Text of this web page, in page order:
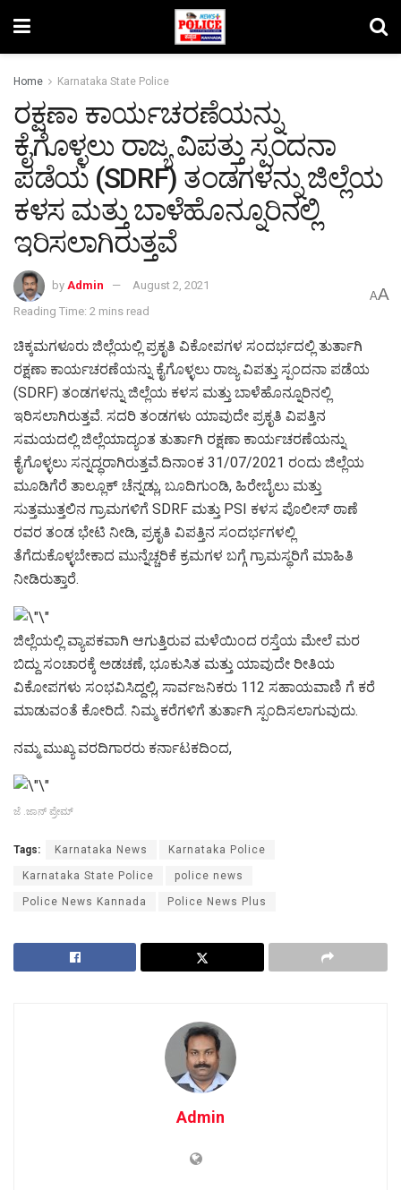
Home Karnataka State Police
ರಕ್ಷಣಾ ಕಾರ್ಯಚರಣೆಯನ್ನು
ಕೈಗೊಳ್ಳಲು ರಾಜ್ಯ ವಿಪತ್ತು ಸ್ಪಂದನಾ
ಪಡೆಯ (SDRF) ತಂಡಗಳನ್ನು ಜಿಲ್ಲೆಯ
ಕಳಸ ಮತ್ತು ಬಾಳೆಹೊನ್ನೂರಿನಲ್ಲಿ
ಇರಿಸಲಾಗಿರುತ್ತವೆ
by Admin
August 2, 2021
Reading Time: 2 mins read
AA
ಚಿಕ್ಕಮಗಳೂರು ಜಿಲ್ಲೆಯಲ್ಲಿ ಪ್ರಕೃತಿ ವಿಕೋಪಗಳ ಸಂದರ್ಭದಲ್ಲಿ ತುರ್ತಾಗಿ
ರಕ್ಷಣಾ ಕಾರ್ಯಚರಣೆಯನ್ನು ಕೈಗೊಳ್ಳಲು ರಾಜ್ಯ ವಿಪತ್ತು ಸ್ಪಂದನಾ ಪಡೆಯ
(SDRF) ತಂಡಗಳನ್ನು ಜಿಲ್ಲೆಯ ಕಳಸ ಮತ್ತು ಬಾಳೆಹೊನ್ನೂರಿನಲ್ಲಿ
ಇರಿಸಲಾಗಿರುತ್ತವೆ. ಸದರಿ ತಂಡಗಳು ಯಾವುದೇ ಪ್ರಕೃತಿ ವಿಪತ್ತಿನ
ಸಮಯದಲ್ಲಿ ಜಿಲ್ಲೆಯಾದ್ಯಂತ ತುರ್ತಾಗಿ ರಕ್ಷಣಾ ಕಾರ್ಯಚರಣೆಯನ್ನು
ಕೈಗೊಳ್ಳಲು ಸನ್ನದ್ಧರಾಗಿರುತ್ತವೆ.ದಿನಾಂಕ 31/07/2021 ರಂದು ಜಿಲ್ಲೆಯ
ಮೂಡಿಗೆರೆ ತಾಲ್ಲೂಕ್ ಚೆನ್ನಡ್ಲು, ಬೂದಿಗುಂಡಿ, ಹಿರೇಬೈಲು ಮತ್ತು
ಸುತ್ತಮುತ್ತಲಿನ ಗ್ರಾಮಗಳಿಗೆ SDRF ಮತ್ತು PSI ಕಳಸ ಪೊಲೀಸ್ ಠಾಣೆ
ರವರ ತಂಡ ಭೇಟಿ ನೀಡಿ, ಪ್ರಕೃತಿ ವಿಪತ್ತಿನ ಸಂದರ್ಭಗಳಲ್ಲಿ
ತೆಗೆದುಕೊಳ್ಳಬೇಕಾದ ಮುನ್ನೆಚ್ಚರಿಕೆ ಕ್ರಮಗಳ ಬಗ್ಗೆ ಗ್ರಾಮಸ್ಥರಿಗೆ ಮಾಹಿತಿ
ನೀಡಿರುತ್ತಾರೆ.
ಜಿಲ್ಲೆಯಲ್ಲಿ ವ್ಯಾಪಕವಾಗಿ ಆಗುತ್ತಿರುವ ಮಳೆಯಿಂದ ರಸ್ತೆಯ ಮೇಲೆ ಮರ
ಬಿದ್ದು ಸಂಚಾರಕ್ಕೆ ಅಡಚಣೆ, ಭೂಕುಸಿತ ಮತ್ತು ಯಾವುದೇ ರೀತಿಯ
ವಿಕೋಪಗಳು ಸಂಭವಿಸಿದ್ದಲ್ಲಿ, ಸಾರ್ವಜನಿಕರು 112 ಸಹಾಯವಾಣಿ ಗೆ ಕರೆ
ಮಾಡುವಂತೆ ಕೋರಿದೆ. ನಿಮ್ಮ ಕರೆಗಳಿಗೆ ತುರ್ತಾಗಿ ಸ್ಪಂದಿಸಲಾಗುವುದು.
ನಮ್ಮ ಮುಖ್ಯ ವರದಿಗಾರರು ಕರ್ನಾಟಕದಿಂದ,
ಜೆ .ಜಾನ್ ಪ್ರೇಮ್
Tags: Karnataka News Karnataka Police
Karnataka State Police police news
Police News Kannada Police News Plus
Admin